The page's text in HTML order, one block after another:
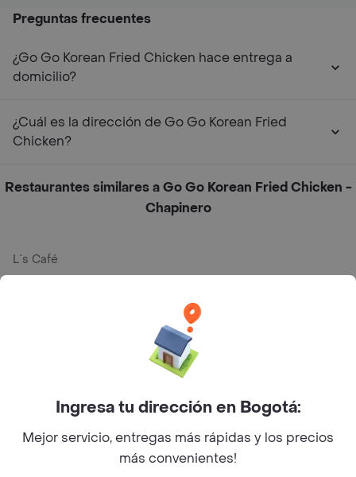
Preguntas frecuentes
¿Go Go Korean Fried Chicken hace entrega a
domicilio?
¿Cuál es la dirección de Go Go Korean Fried
Chicken?
Restaurantes similares a Go Go Korean Fried Chicken -
Chapinero
L´s Café
Myriam Camhi Co
Magnifique
Ingresa tu dirección en Bogotá:
Mejor servicio, entregas más rápidas y los precios
más convenientes!